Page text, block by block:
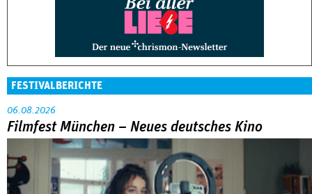
FESTIVALBERICHTE
06.08.2026
Filmfest München – Neues deutsches Kino